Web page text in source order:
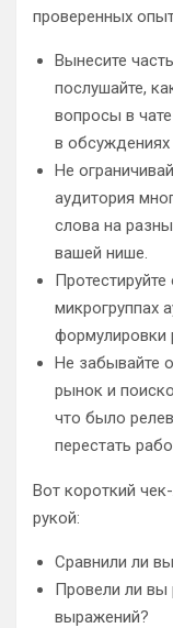
проверенных
Вынесите
послушайте,
вопросы в
в обсуждениях
Не
аудитория
слова на
вашей нише.
микрогруппах
формулировки
Не забывайте
рынок и
что было
перестать
Вот короткий
рукой:
Сравнили ли
Провели ли вы
выражений?